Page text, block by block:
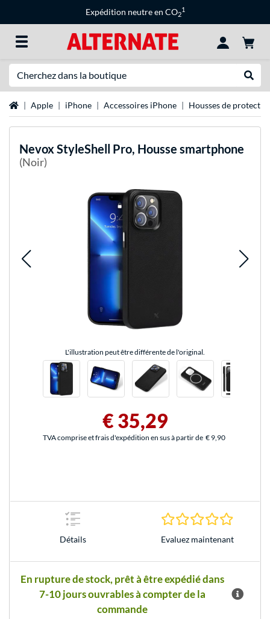
Expédition neutre en CO2
1
Page d'accueil
Apple iPhone Accessoires iPhone Housses de
NevoxStyleShell Pro, Housse smartphone
(Noir)
L'illustration peut être différente de l'original.
€ 35,29
TVA comprise et frais d'expédition en sus à partir de € 9,90
Détails Evaluez maintenant
En rupture de stock, prêt à être expédié dans
7-10 jours ouvrables à compter de la
commande